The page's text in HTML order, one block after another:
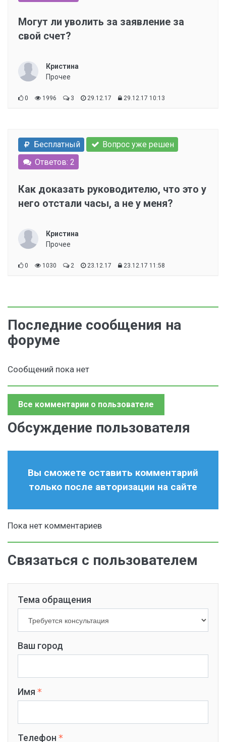
Могут ли уволить за заявление за
свой счет?
Кристина
Прочее
0 1996 3 29.12.17 29.12.17 10:13
Бесплатный
Вопрос уже решен
Ответов: 2
Как доказать руководителю, что это у
него отстали часы, а не у меня?
Кристина
Прочее
0 1030 2 23.12.17 23.12.17 11:58
Последние сообщения на
форуме
Сообщений пока нет
Все комментарии о пользователе
Обсуждение пользователя
Вы сможете оставить комментарий
только после авторизации на сайте
Пока нет комментариев
Связаться с пользователем
Тема обращения
Ваш город
Имя
Телефон